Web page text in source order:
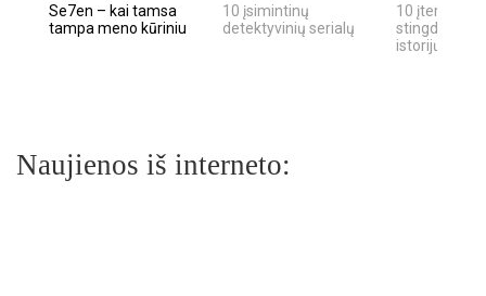
Se7en – kai tamsa
tampa meno kūriniu
10 įsimintinų
detektyvinių serialų
10 įtemptų,
stingdančių
istorijų
Naujienos iš interneto: